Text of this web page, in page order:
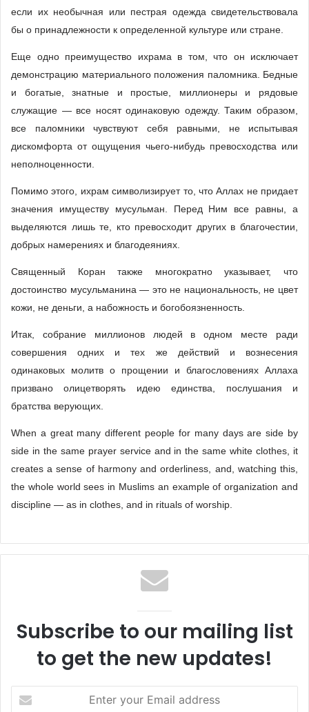
если их необычная или пестрая одежда свидетельствовала
бы о принадлежности к определенной культуре или стране.
Еще одно преимущество ихрама в том, что он исключает
демонстрацию материального положения паломника. Бедные
и богатые, знатные и простые, миллионеры и рядовые
служащие — все носят одинаковую одежду. Таким образом,
все паломники чувствуют себя равными, не испытывая
дискомфорта от ощущения чьего-нибудь превосходства или
неполноценности.
Помимо этого, ихрам символизирует то, что Аллах не придает
значения имуществу мусульман. Перед Ним все равны, а
выделяются лишь те, кто превосходит других в благочестии,
добрых намерениях и благодеяниях.
Священный Коран также многократно указывает, что
достоинство мусульманина — это не национальность, не цвет
кожи, не деньги, а набожность и богобоязненность.
Итак, собрание миллионов людей в одном месте ради
совершения одних и тех же действий и вознесения
одинаковых молитв о прощении и благословениях Аллаха
призвано олицетворять идею единства, послушания и
братства верующих.
When a great many different people for many days are side by
side in the same prayer service and in the same white clothes, it
creates a sense of harmony and orderliness, and, watching this,
the whole world sees in Muslims an example of organization and
discipline — as in clothes, and in rituals of worship.
Subscribe to our mailing list
to get the new updates!